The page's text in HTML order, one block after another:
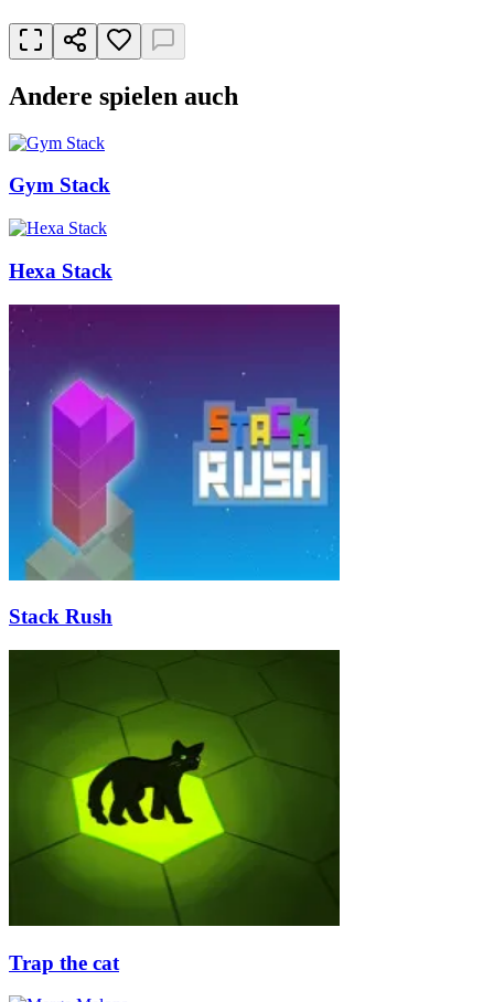
Andere spielen auch
Gym Stack
Hexa Stack
Stack Rush
Trap the cat